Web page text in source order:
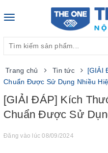
Toggle
Trang chủ Tin tức
[GIẢI
Chuẩn Được Sử Dụng Nhiều
[GIẢI ĐÁP] Kích
Chuẩn Được Sử
Đăng vào lúc 08/09/2024